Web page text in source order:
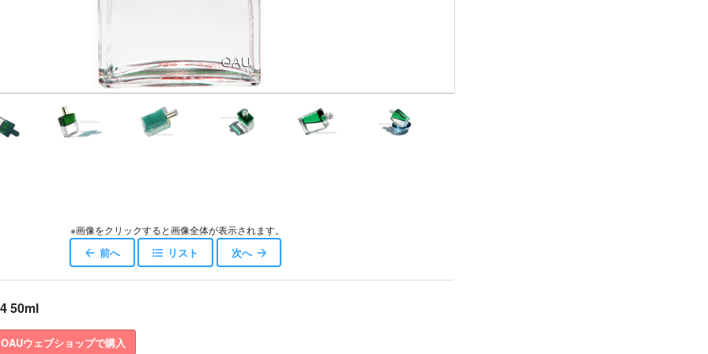
※画像をクリックすると画像全体が表示されます。
前へ リスト 次へ
50ml
OAUウェブショップで購入